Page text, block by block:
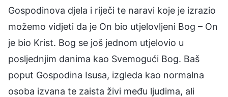
Gospodinova djela i riječi te naravi koje je izrazio
možemo vidjeti da je On bio utjelovljeni Bog – On
je bio Krist. Bog se još jednom utjelovio u
posljednjim danima kao Svemogući Bog. Baš
poput Gospodina Isusa, izgleda kao normalna
osoba izvana te zaista živi među ljudima, ali